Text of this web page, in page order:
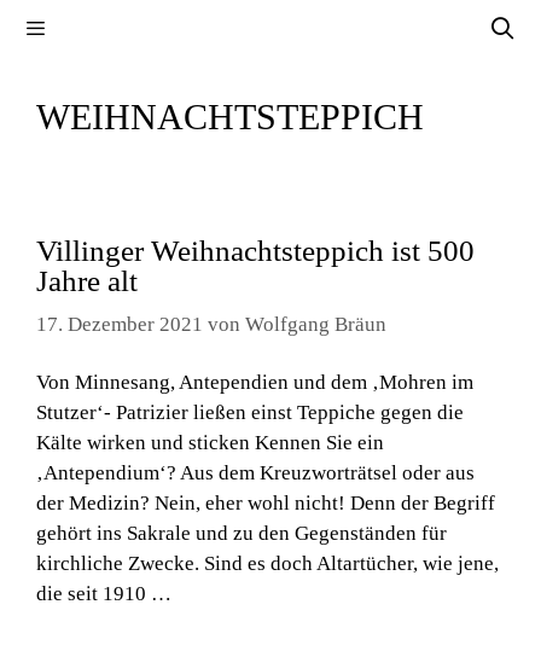
WEIHNACHTSTEPPICH
Villinger Weihnachtsteppich ist 500
Jahre alt
17. Dezember 2021 von Wolfgang Bräun
Von Minnesang, Antependien und dem ‚Mohren im
Stutzer‘- Patrizier ließen einst Teppiche gegen die
Kälte wirken und sticken Kennen Sie ein
‚Antependium‘? Aus dem Kreuzworträtsel oder aus
der Medizin? Nein, eher wohl nicht! Denn der Begriff
gehört ins Sakrale und zu den Gegenständen für
kirchliche Zwecke. Sind es doch Altartücher, wie jene,
die seit 1910 …